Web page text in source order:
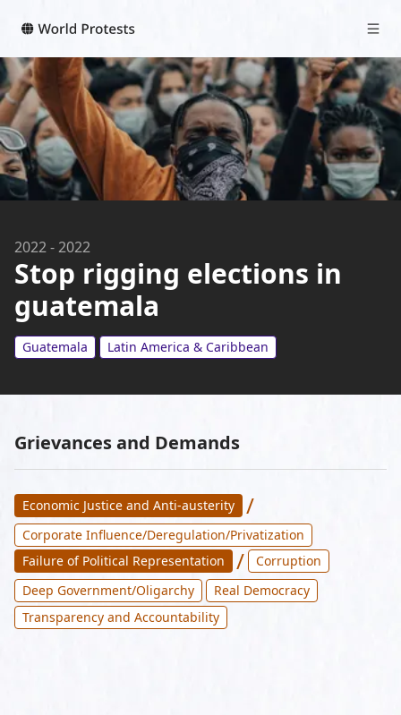
2022-2022
Stop rigging elections in
guatemala
Guatemala Latin America & Caribbean
Grievances and Demands
Economic Justice and Anti-austerity /
Corporate Influence/Deregulation/Privatization
Failure of Political Representation
/
Corruption
Deep Government/Oligarchy
Real Democracy
Transparency and Accountability